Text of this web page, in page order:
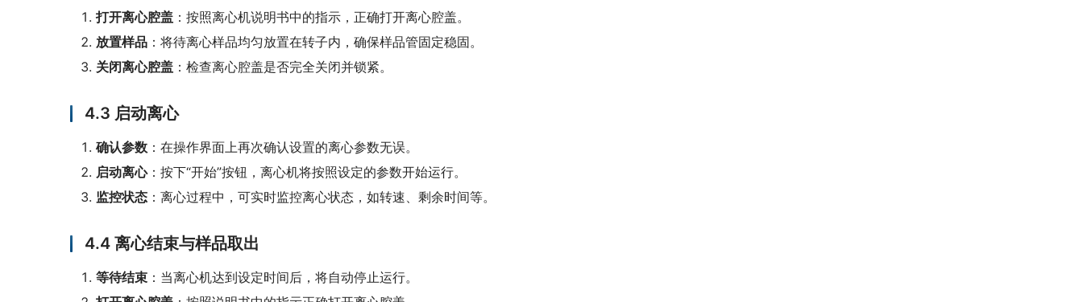
打开离心腔盖 ‌：按照离心机说明书中的指示，正确打开离心腔盖。
放置样品 ‌：将待离心样品均匀放置在转子内，确保样品管固定稳固。
关闭离心腔盖 ‌：检查离心腔盖是否完全关闭并锁紧。
4.3 启动离心
确认参数 ‌：在操作界面上再次确认设置的离心参数无误。
启动离心‌：按下“开始”按钮，离心机将按照设定的参数开始运行。
监控状态 ‌：离心过程中，可实时监控离心状态，如转速、剩余时间等。
4.4 离心结束与样品取出
等待结束 ‌：当离心机达到设定时间后，将自动停止运行。